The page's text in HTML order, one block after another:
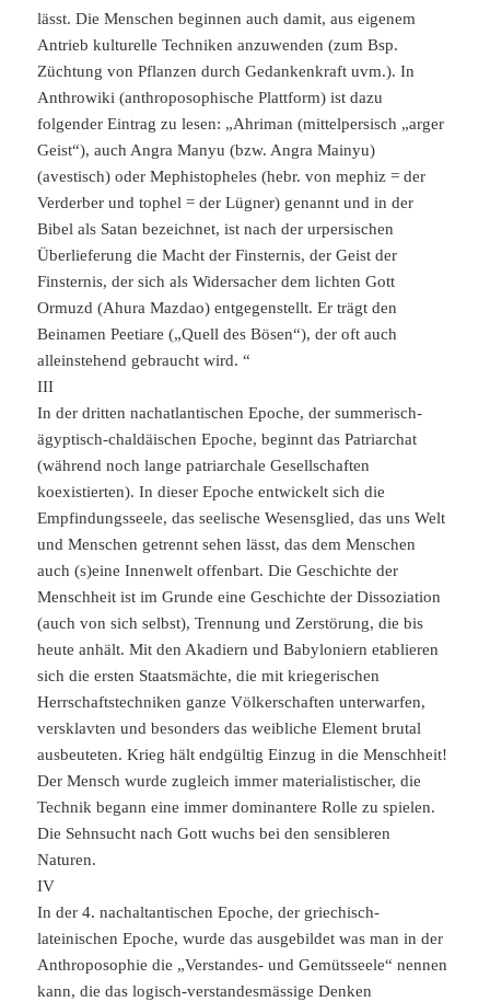
lässt. Die Menschen beginnen auch damit, aus eigenem
Antrieb kulturelle Techniken anzuwenden (zum Bsp.
Züchtung von Pflanzen durch Gedankenkraft uvm.). In
Anthrowiki (anthroposophische Plattform) ist dazu
folgender Eintrag zu lesen: „Ahriman (mittelpersisch „arger
Geist“), auch Angra Manyu (bzw. Angra Mainyu)
(avestisch) oder Mephistopheles (hebr. von mephiz = der
Verderber und tophel = der Lügner) genannt und in der
Bibel als Satan bezeichnet, ist nach der urpersischen
Überlieferung die Macht der Finsternis, der Geist der
Finsternis, der sich als Widersacher dem lichten Gott
Ormuzd (Ahura Mazdao) entgegenstellt. Er trägt den
Beinamen Peetiare („Quell des Bösen“), der oft auch
alleinstehend gebraucht wird. “
III
In der dritten nachatlantischen Epoche, der summerisch-
ägyptisch-chaldäischen Epoche, beginnt das Patriarchat
(während noch lange patriarchale Gesellschaften
koexistierten). In dieser Epoche entwickelt sich die
Empfindungsseele, das seelische Wesensglied, das uns Welt
und Menschen getrennt sehen lässt, das dem Menschen
auch (s)eine Innenwelt offenbart. Die Geschichte der
Menschheit ist im Grunde eine Geschichte der Dissoziation
(auch von sich selbst), Trennung und Zerstörung, die bis
heute anhält. Mit den Akadiern und Babyloniern etablieren
sich die ersten Staatsmächte, die mit kriegerischen
Herrschaftstechniken ganze Völkerschaften unterwarfen,
versklavten und besonders das weibliche Element brutal
ausbeuteten. Krieg hält endgültig Einzug in die Menschheit!
Der Mensch wurde zugleich immer materialistischer, die
Technik begann eine immer dominantere Rolle zu spielen.
Die Sehnsucht nach Gott wuchs bei den sensibleren
Naturen.
IV
In der 4. nachaltantischen Epoche, der griechisch-
lateinischen Epoche, wurde das ausgebildet was man in der
Anthroposophie die „Verstandes- und Gemütsseele“ nennen
kann, die das logisch-verstandesmässige Denken